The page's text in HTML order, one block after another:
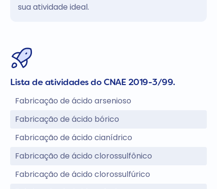
sua atividade ideal.
Lista de atividades do CNAE 2019-3/99.
Fabricação de ácido arsenioso
Fabricação de ácido bórico
Fabricação de ácido cianídrico
Fabricação de ácido clorossulfônico
Fabricação de ácido clorossulfúrico